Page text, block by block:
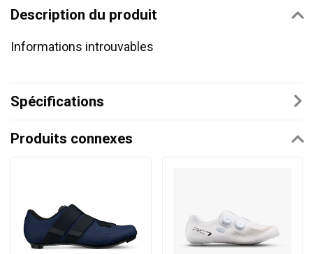
Description du produit
Informations introuvables
Spécifications
Produits connexes